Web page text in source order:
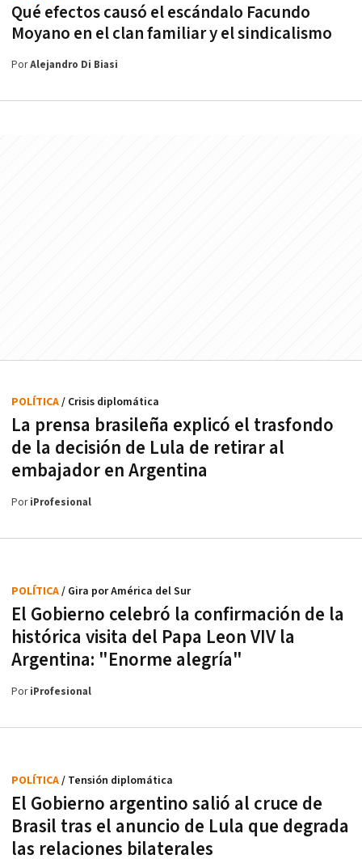
Qué efectos causó el escándalo Facundo
Moyano en el clan familiar y el sindicalismo
PorAlejandro Di Biasi
La prensa brasileña explicó el trasfondo
de la decisión de Lula de retirar al
embajador en Argentina
POLÍTICA/ Crisis diplomática
PoriProfesional
El Gobierno celebró la confirmación de la
histórica visita del Papa Leon VIV la
Argentina: "Enorme alegría"
POLÍTICA/ Gira por América del Sur
PoriProfesional
El Gobierno argentino salió al cruce de
Brasil tras el anuncio de Lula que degrada
las relaciones bilaterales
POLÍTICA/ Tensión diplomática